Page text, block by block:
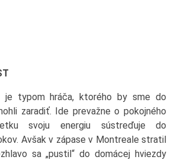
je typom hráča, ktorého by sme do
zaradiť. Ide prevažne o pokojného
svoju energiu sústreďuje do
Avšak v zápase v Montreale stratil
sa „pustil“ do domácej hviezdy